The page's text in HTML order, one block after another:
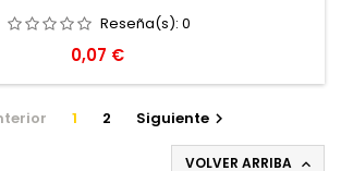
Reseña(s): 0
Precio
0,07 €
1 2 Siguiente 
VOLVER ARRIBA 